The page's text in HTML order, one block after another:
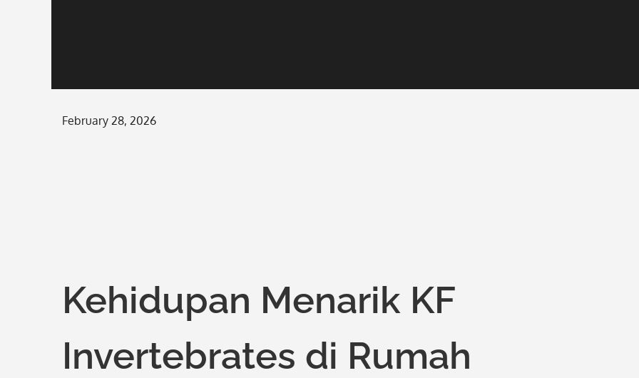
Posted
February 28, 2026
Kehidupan Menarik KF
Invertebrates di Rumah